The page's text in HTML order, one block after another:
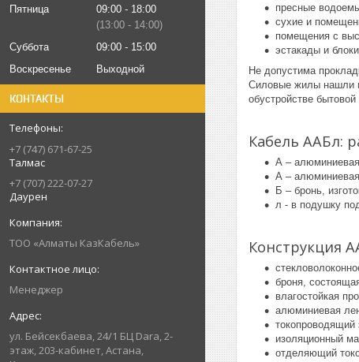
Пятница
09:00
18:00
13:00
14:00
Суббота
09:00
15:00
Воскресенье
Выходной
КОНТАКТЫ
+7 (747) 671-67-25
Талмас
+7 (707) 222-07-27
Даурен
ТОО «Алматы КазКабель»
Менеджер
ул. Бейсекбаева, 24/1 БЦ Dara, 2-
этаж, 203-кабинет, Астана,
пресные
сухие и
помещения с
эстакады и
Не допустима
Силовые жилы нашли
обустройстве
Кабель ААБл:
А –
А –
Б – бронь,
л - в подушку
Конструкция
броня,
влагостойкая
алюминиевая
токопроводящий
изоляционный
отделяющий